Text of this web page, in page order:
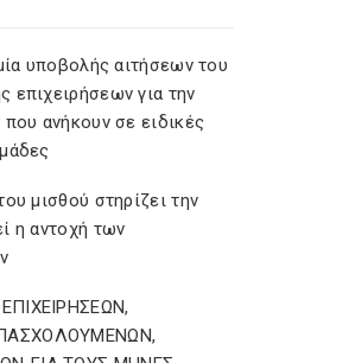
υποβολής αιτήσεων του
επιχειρήσεων για την
ανήκουν σε ειδικές
μισθού στηρίζει την
η αντοχή των